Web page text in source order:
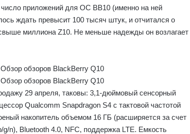
приложений для ОС BB10 (именно на ней
ждать превысит 100 тысяч штук, и отчитался о
миллиона Z10. Не меньше надежды он возлагает
29 апреля, таковы: 3,1-дюймовый сенсорный
Qualcomm Snapdragon S4 с тактовой частотой
накопитель объемом 16 ГБ (расширяется за счет
n), Bluetooth 4.0, NFC, поддержка LTE. Емкость